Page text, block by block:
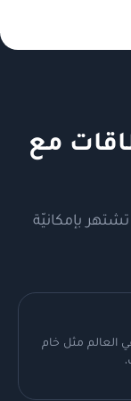
مع
بإمكانيّة
العالم مثل خام